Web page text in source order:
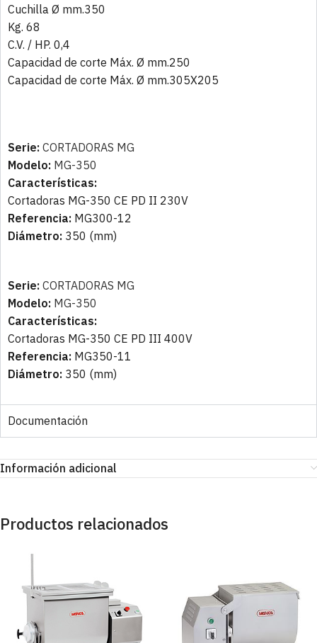
Cuchilla Ø mm.350
Kg. 68
C.V. / HP. 0,4
Capacidad de corte Máx. Ø mm.250
Capacidad de corte Máx. Ø mm.305X205
Serie: CORTADORAS MG
Modelo: MG-350
Características:
Cortadoras MG-350 CE PD II 230V
Referencia: MG300-12
Diámetro: 350 (mm)
Serie: CORTADORAS MG
Modelo: MG-350
Características:
Cortadoras MG-350 CE PD III 400V
Referencia: MG350-11
Diámetro: 350 (mm)
Documentación
Información adicional
Productos relacionados